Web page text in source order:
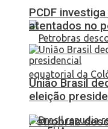
Petrobras
PCDF
atentados no
União Brasil
eleição